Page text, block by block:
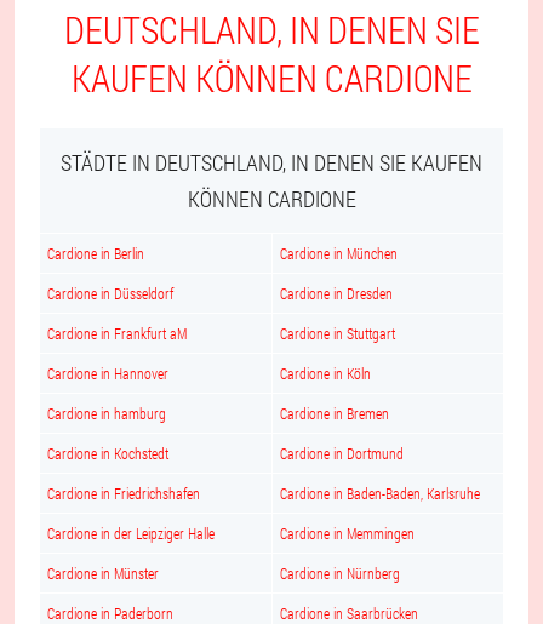
DEUTSCHLAND, IN DENEN SIE
KAUFEN KÖNNEN CARDIONE
STÄDTE IN DEUTSCHLAND, IN DENEN SIE KAUFEN
KÖNNEN CARDIONE
Cardione in Berlin Cardione in München
Cardione in Düsseldorf Cardione in Dresden
Cardione in Frankfurt aM Cardione in Stuttgart
Cardione in Hannover Cardione in Köln
Cardione in hamburg Cardione in Bremen
Cardione in Kochstedt Cardione in Dortmund
Cardione in Friedrichshafen Cardione in Baden-Baden, Karlsruhe
Cardione in der Leipziger Halle Cardione in Memmingen
Cardione in Münster Cardione in Nürnberg
Cardione in Paderborn Cardione in Saarbrücken